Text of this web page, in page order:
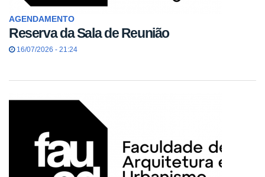
AGENDAMENTO
Reserva da Sala de Reunião
16/07/2026 - 21:24